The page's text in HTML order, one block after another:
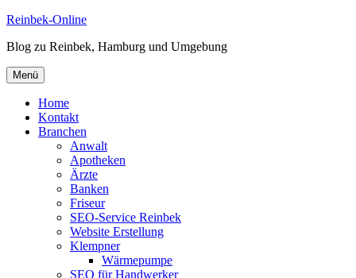
Zum
springen
Reinbek-Online
Blog zu Reinbek, Hamburg und Umgebung
Menü
Home
Kontakt
Branchen
Anwalt
Apotheken
Ärzte
Banken
Friseur
SEO-Service Reinbek
Website Erstellung
Klempner
Wärmepumpe
SEO für Handwerker